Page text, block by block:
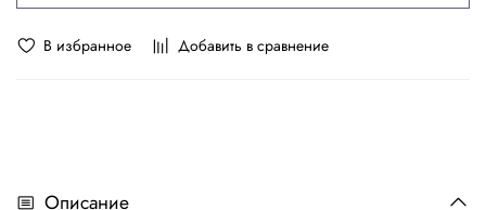
В избранное Добавить в сравнение
Описание